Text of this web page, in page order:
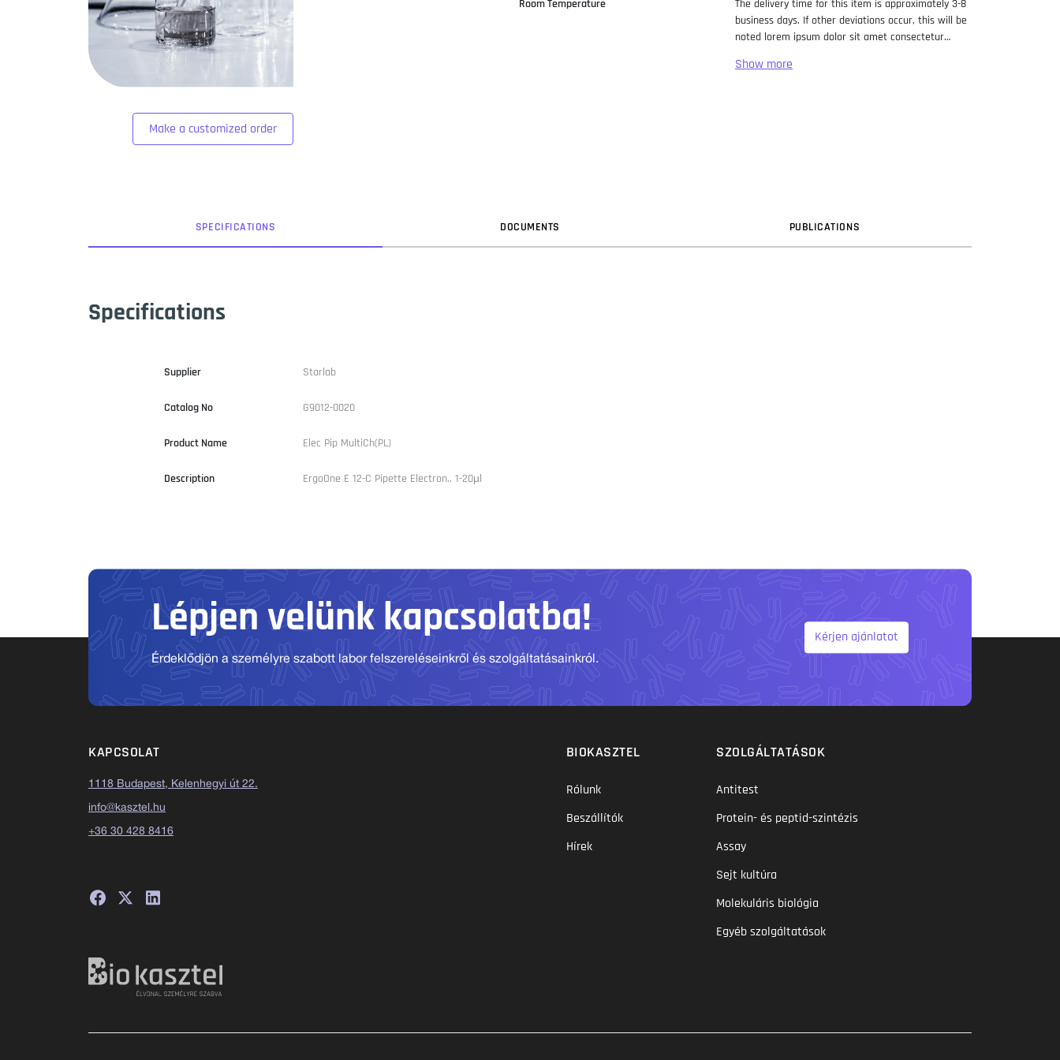
Make a customized order
Room Temperature
The delivery time for this item is approximately 3-8
business days. If other deviations occur, this will be
noted lorem ipsum dolor sit amet consectetur
standard dummy text ever since the 1500s, when
SPECIFICATIONS DOCUMENTS PUBLICATIONS
Specifications
Supplier Starlab
Catalog No G9012-0020
Product Name Elec Pip MultiCh(PL)
Description ErgoOne E 12-C Pipette Electron., 1-20µl
Lépjen velünk kapcsolatba!
Érdeklődjön a személyre szabott labor felszereléseinkről és szolgáltatásainkról.
Kérjen ajánlatot
KAPCSOLAT
1118 Budapest, Kelenhegyi út 22.
info@kasztel.hu
+36 30 428 8416
BIOKASZTEL
Rólunk
Beszállítók
Hírek
SZOLGÁLTATÁSOK
Antitest
Protein- és peptid-szintézis
Assay
Sejt kultúra
Molekuláris biológia
Egyéb szolgáltatások